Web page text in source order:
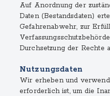
Auf Anordnung der
Daten (Bestandsdaten)
Gefahrenabwehr, zur
Durchsetzung der Rechte
Nutzungsdaten
Wir erheben und
erforderlich ist, um die